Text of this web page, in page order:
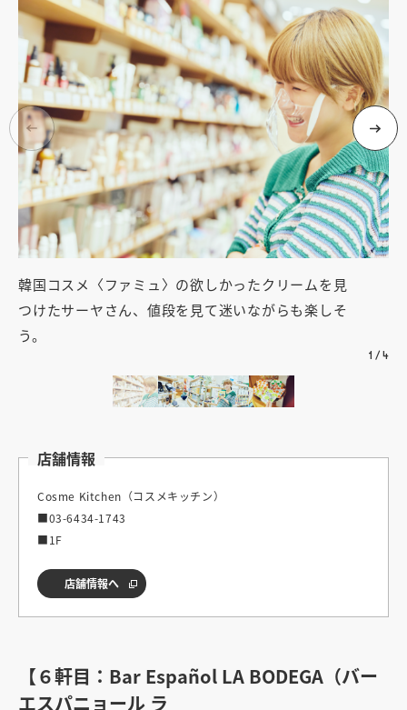
韓国コスメ〈ファミュ〉の欲しかったクリームを見
つけたサーヤさん、値段を見て迷いながらも楽しそ
う。
1 / 4
店舗情報
Cosme Kitchen（コスメキッチン）
■03-6434-1743
■1F
店舗情報へ
【６軒目：Bar Español LA BODEGA（バー
エスパニョール ラ